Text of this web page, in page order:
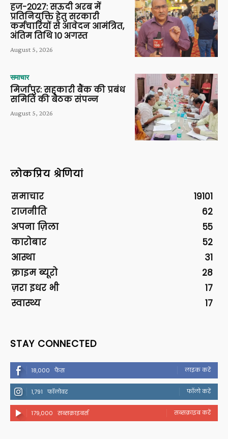
हज-2027: सऊदी अरब में
प्रतिनियुक्ति हेतु सरकारी
कर्मचारियों से आवेदन आमंत्रित,
अंतिम तिथि 10 अगस्त
August 5, 2026
समाचार
मिर्जापुर: सहकारी बैंक की प्रबंध
समिति की बैठक संपन्न
August 5, 2026
लोकप्रिय श्रेणियां
समाचार
19101
राजनीति
62
अपना ज़िला
55
कारोबार
52
आस्था
31
क्राइम ब्यूरो
28
ज़रा इधर भी
17
स्वास्थ्य
17
STAY CONNECTED
18,000 फैंस लाइक करें
1,791 फॉलोवर फॉलो करें
179,000 सब्सक्राइबर्स सब्सक्राइब करें